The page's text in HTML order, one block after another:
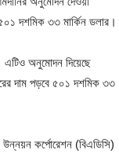
দশমিক ৩৩ মার্কিন ডলার।
এটিও অনুমোদন দিয়েছে
দাম পড়বে ৫০১ দশমিক ৩৩
উন্নয়ন কর্পোরেশন (বিএডিসি)